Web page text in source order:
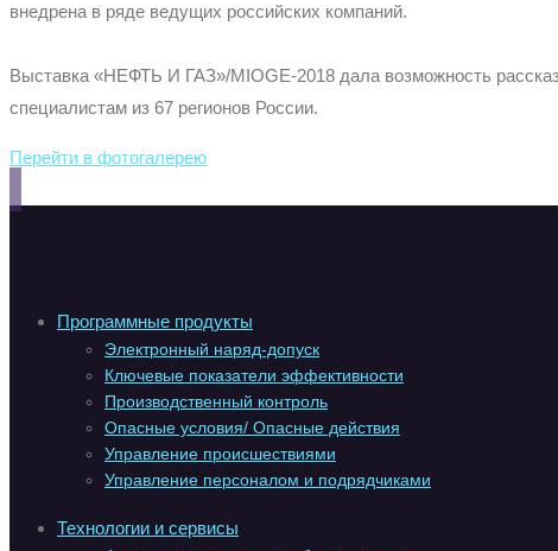
внедрена в ряде ведущих российских компаний.
Выставка «НЕФТЬ И ГАЗ»/MIOGE-2018 дала возможность
специалистам из 67 регионов России.
Перейти в фотогалерею
Программные продукты
Электронный наряд-допуск
Ключевые показатели эффективности
Производственный контроль
Опасные условия/ Опасные действия
Управление происшествиями
Управление персоналом и подрядчиками
Технологии и сервисы